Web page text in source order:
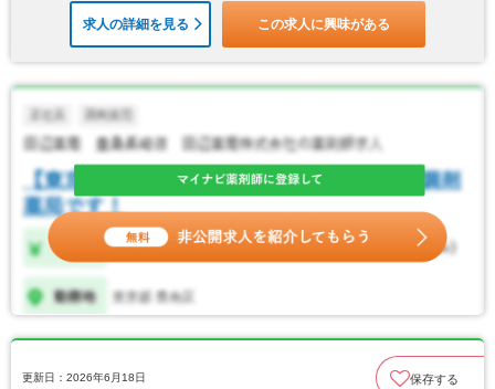
求人の詳細を見る この求人に興味がある
更新日：2026年6月18日 保存する